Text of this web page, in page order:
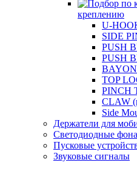
креплению
U-
SIDE
PUSH
PUSH
TOP
PINCH
CLAW
Side
Держатели для
Светодиодные
Пусковые
Звуковые сигналы